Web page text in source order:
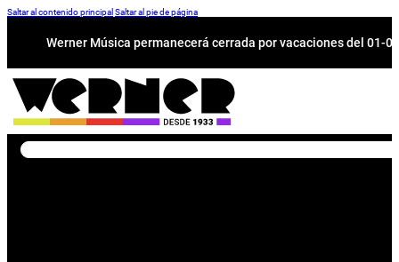
Saltar al contenido principal Saltar al pie de página
Werner Música permanecerá cerrada por vacaciones del 01-
Buscar